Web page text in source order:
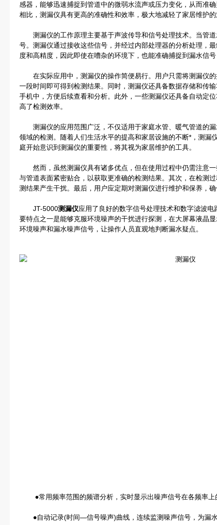
感器，能够迅速捕捉到管道中的微弱水流声或压力变化，从而准
相比，测漏仪具有更高的准确性和效率，极大地减轻了家居维护
测漏仪的工作原理主要基于声波传导和信号处理技术。当管道
号。测漏仪通过接收这些信号，并经过内部处理器的分析处理，
度和高精度，因此即使在嘈杂的环境下，也能准确捕捉到漏水信
在实际应用中，测漏仪的操作简便易行。用户只需将测漏仪的
一段时间即可得到检测结果。同时，测漏仪还具备数据存储和传
手机中，方便后续查看和分析。此外，一些测漏仪还具备自动定
高了检测效率。
测漏仪的应用范围广泛，不仅适用于家庭水管、暖气管道的漏
领域的检测。随着人们生活水平的提高和家居设施的不断*，测漏
庭开始意识到测漏仪的重要性，将其视为家居维护的工具。
然而，虽然测漏仪具有诸多优点，但在使用过程中仍需注意一
与管道表面紧密贴合，以获取更准确的检测结果。其次，在检测
测结果产生干扰。最后，用户应定期对测漏仪进行维护和保养，
JT-5000测漏仪应用了良好的数字信号处理技术和数字滤波
要特点之一是能够克服环境噪声的干扰进行探测，在大屏幕液晶
环境噪声和漏水噪声信号，让操作人员直观地判断漏水疑点。
●常用频率范围的频谱分析，实时显示出噪声信号在各频率上
●自动记录(时间—信号噪声)曲线，连续监测噪声信号，为漏